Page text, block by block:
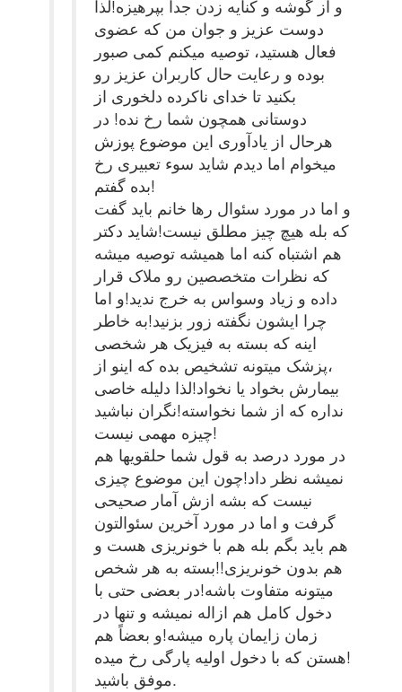
و از گوشه و کنایه زدن جداً بپرهیزه!لذا
دوست عزیز و جوان من که عضوی
فعال هستید، توصیه میکنم کمی صبور
بوده و رعایت حال کاربران عزیز رو
بکنید تا خدای ناکرده دلخوری از
دوستانی همچون شما رخ نده! در
هرحال از یادآوری این موضوع پوزش
میخوام اما دیدم شاید سوء تعبیری رخ
بده گفتم!
و اما در مورد سئوال رها خانم باید گفت
که بله هیچ چیز مطلق نیست!شاید دکتر
هم اشتباه کنه اما همیشه توصیه میشه
که نظرات متخصصین رو ملاک قرار
داده و زیاد وسواس به خرج ندید!و اما
چرا ایشون نگفته زور بزنید!به خاطر
اینه که بسته به فیزیک هر شخصی
،پزشک میتونه تشخیص بده که اینو از
بیمارش بخواد یا نخواد!لذا دلیله خاصی
نداره که از شما نخواسته!نگران نباشید
چیزه مهمی نیست!
در مورد درصد به قول شما حلقویها هم
نمیشه نظر داد!چون این موضوع چیزی
نیست که بشه ازش آمار صحیحی
گرفت و اما در مورد آخرین سئوالتون
هم باید بگم بله هم با خونریزی هست و
هم بدون خونریزی!!بسته به هر شخص
میتونه متفاوت باشه!در بعضی حتی با
دخول کامل هم ازاله نمیشه و تنها در
زمان زایمان پاره میشه!و بعضاً هم
هستن که با دخول اولیه پارگی رخ میده!
موفق باشید.